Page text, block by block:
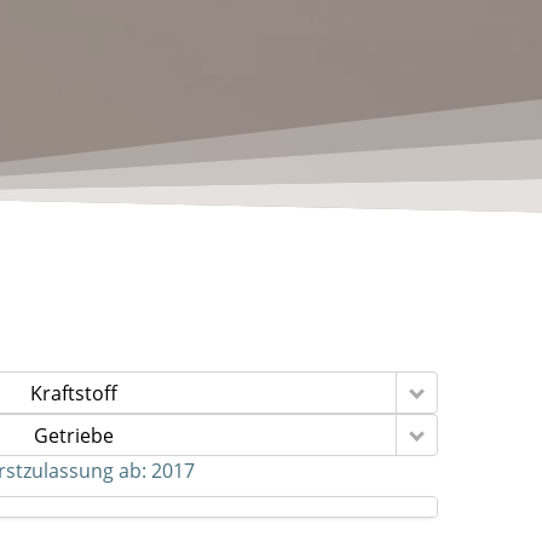
Kraftstoff
Getriebe
ab:2017